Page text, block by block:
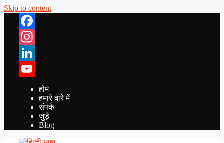
Skip to content
Facebook
Instagram
LinkedIn
YouTube
होम
हमारे बारे में
संपर्क
जुड़े
Blog